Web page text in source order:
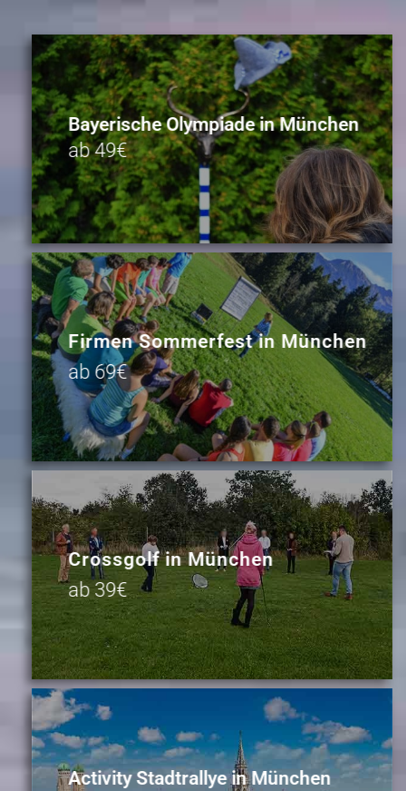
Bayerische Olympiade in München
ab 49€
Firmen Sommerfest in München
ab 69€
Crossgolf in München
ab 39€
Activity Stadtrallye in München